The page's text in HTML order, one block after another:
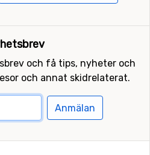
och få tips, nyheter och
och annat skidrelaterat.
Anmälan